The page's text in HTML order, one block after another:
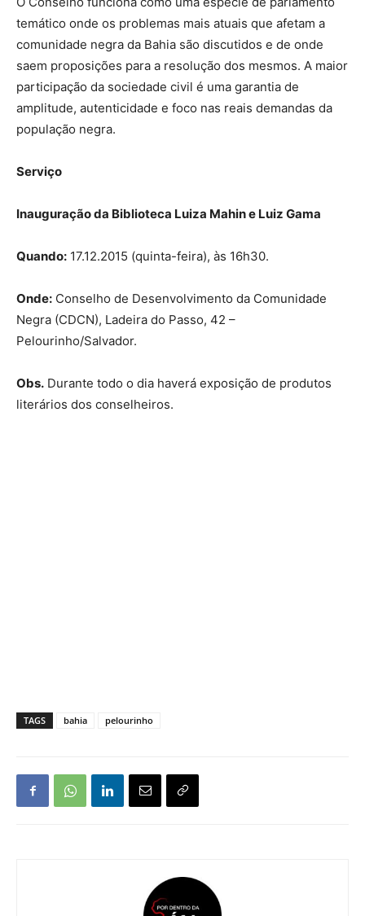
temático onde os problemas mais atuais que afetam a
comunidade negra da Bahia são discutidos e de onde
saem proposições para a resolução dos mesmos. A maior
participação da sociedade civil é uma garantia de
amplitude, autenticidade e foco nas reais demandas da
população negra.
Serviço
Inauguração da Biblioteca Luiza Mahin e Luiz Gama
Quando: 17.12.2015 (quinta-feira), às 16h30.
Onde: Conselho de Desenvolvimento da Comunidade
Negra (CDCN), Ladeira do Passo, 42 –
Pelourinho/Salvador.
Obs. Durante todo o dia haverá exposição de produtos
literários dos conselheiros.
TAGS bahia pelourinho